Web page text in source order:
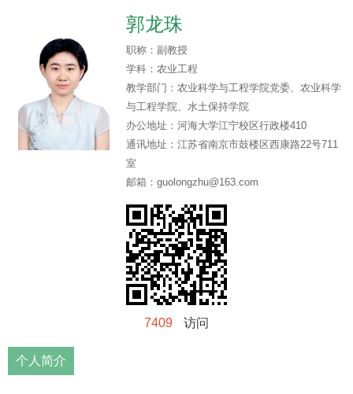
郭龙珠
职称： 副教授
学科： 农业工程
教学部门： 农业科学与工程学院党委、农业科学
与工程学院、水土保持学院
办公地址： 河海大学江宁校区行政楼410
通讯地址： 江苏省南京市鼓楼区西康路22号711
室
邮箱： guolongzhu@163.com
7409 访问
个人简介